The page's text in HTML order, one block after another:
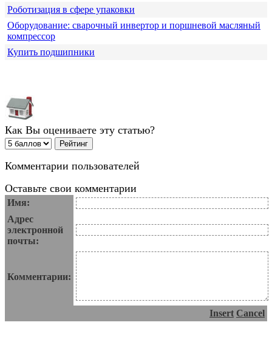
Роботизация в сфере упаковки
Оборудование: сварочный инвертор и поршневой масляный
компрессор
Купить подшипники
Как Вы оцениваете эту статью?
Комментарии пользователей
Оставьте свои комментарии
Имя:
Адрес
электронной
почты:
Комментарии:
Insert Cancel